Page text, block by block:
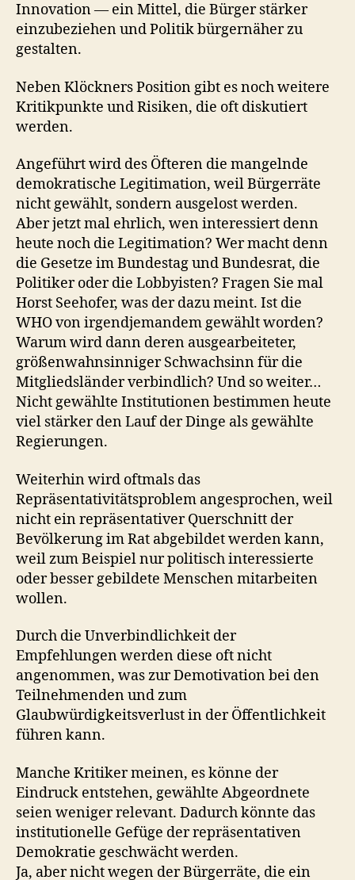
Innovation — ein Mittel, die Bürger stärker
einzubeziehen und Politik bürgernäher zu
gestalten.
Neben Klöckners Position gibt es noch weitere
Kritikpunkte und Risiken, die oft diskutiert
werden.
Angeführt wird des Öfteren die mangelnde
demokratische Legitimation, weil Bürgerräte
nicht gewählt, sondern ausgelost werden.
Aber jetzt mal ehrlich, wen interessiert denn
heute noch die Legitimation? Wer macht denn
die Gesetze im Bundestag und Bundesrat, die
Politiker oder die Lobbyisten? Fragen Sie mal
Horst Seehofer, was der dazu meint. Ist die
WHO von irgendjemandem gewählt worden?
Warum wird dann deren ausgearbeiteter,
größenwahnsinniger Schwachsinn für die
Mitgliedsländer verbindlich? Und so weiter…
Nicht gewählte Institutionen bestimmen heute
viel stärker den Lauf der Dinge als gewählte
Regierungen.
Weiterhin wird oftmals das
Repräsentativitätsproblem angesprochen, weil
nicht ein repräsentativer Querschnitt der
Bevölkerung im Rat abgebildet werden kann,
weil zum Beispiel nur politisch interessierte
oder besser gebildete Menschen mitarbeiten
wollen.
Durch die Unverbindlichkeit der
Empfehlungen werden diese oft nicht
angenommen, was zur Demotivation bei den
Teilnehmenden und zum
Glaubwürdigkeitsverlust in der Öffentlichkeit
führen kann.
Manche Kritiker meinen, es könne der
Eindruck entstehen, gewählte Abgeordnete
seien weniger relevant. Dadurch könnte das
institutionelle Gefüge der repräsentativen
Demokratie geschwächt werden.
Ja, aber nicht wegen der Bürgerräte, die ein